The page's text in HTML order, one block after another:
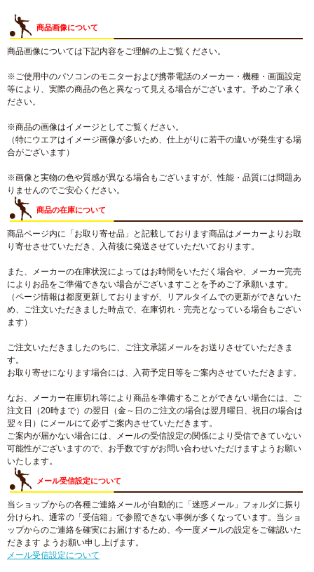
商品画像について
商品画像については下記内容をご理解の上ご覧ください。
※ご使用中のパソコンのモニターおよび携帯電話のメーカー・機種・画面設定
等により、実際の商品の色と異なって見える場合がございます。予めご了承く
ださい。
※商品の画像はイメージとしてご覧ください。
（特にウエアはイメージ画像が多いため、仕上がりに若干の違いが発生する場
合がございます）
※画像と実物の色や質感が異なる場合もございますが、性能・品質には問題あ
りませんのでご安心ください。
商品の在庫について
商品ページ内に「お取り寄せ品」と記載しております商品はメーカーよりお取
り寄せさせていただき、入荷後に発送させていただいております。
また、メーカーの在庫状況によってはお時間をいただく場合や、メーカー完売
によりお品をご準備できない場合がございますことを予めご了承願います。
（ページ情報は都度更新しておりますが、リアルタイムでの更新ができないた
め、ご注文いただきました時点で、在庫切れ・完売となっている場合もござい
ます）
ご注文いただきましたのちに、ご注文承諾メールをお送りさせていただきま
す。
お取り寄せになります場合には、入荷予定日等をご案内させていただきます。
なお、メーカー在庫切れ等により商品を準備することができない場合には、ご
注文日（20時まで）の翌日（金～日のご注文の場合は翌月曜日、祝日の場合は
翌々日）にメールにて必ずご案内させていただきます。
ご案内が届かない場合には、メールの受信設定の関係により受信できていない
可能性がございますので、お手数ですがお問い合わせいただけますようお願い
いたします。
メール受信設定について
当ショップからの各種ご連絡メールが自動的に「迷惑メール」フォルダに振り
分けられ、通常の「受信箱」で参照できない事例が多くなっています。当ショ
ップからのご連絡を確実にお届けするため、今一度メールの設定をご確認いた
だきます ようお願い申し上げます。
メール受信設定について